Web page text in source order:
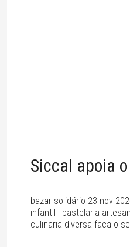
Siccal apoia
bazar solidário 23 nov
infantil | pastelaria
culinaria diversa faca o